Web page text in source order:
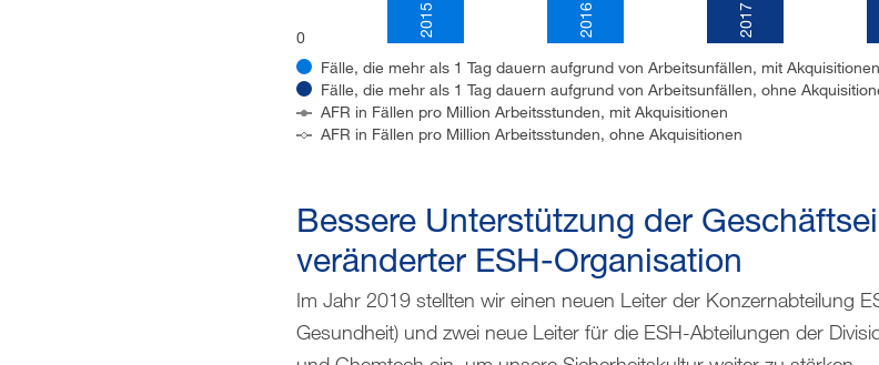
Fälle, die mehr als 1 Tag dauern aufgrund von Arbeitsunfällen, mit Akquisitionen
Fälle, die mehr als 1 Tag dauern aufgrund von Arbeitsunfällen, ohne
AFR in Fällen pro Million Arbeitsstunden, mit Akquisitionen
AFR in Fällen pro Million Arbeitsstunden, ohne Akquisitionen
2015 2016 2017
0
Bessere Unterstützung der
veränderter ESH-Organisation
Im Jahr 2019 stellten wir einen neuen Leiter der Konzernabteilung
Gesundheit) und zwei neue Leiter für die ESH-Abteilungen der